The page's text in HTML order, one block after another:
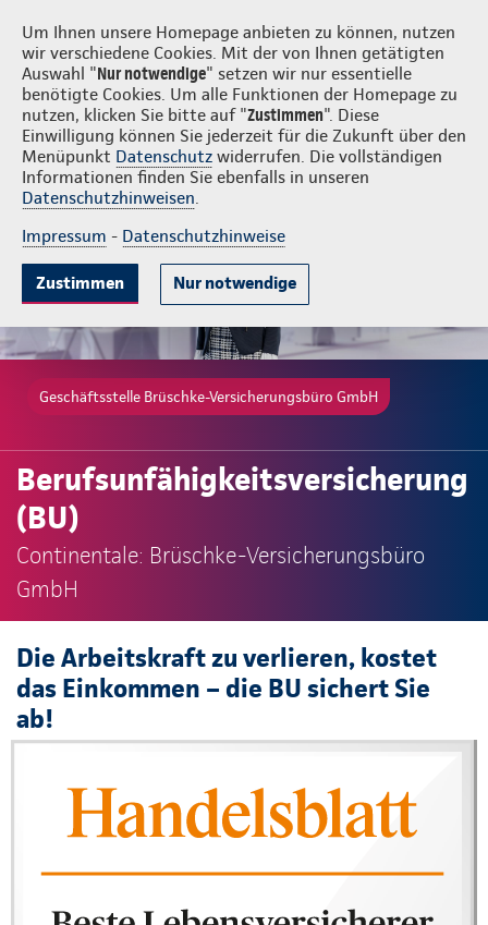
Um Ihnen unsere Homepage anbieten zu können, nutzen
wir verschiedene Cookies. Mit der von Ihnen getätigten
Auswahl "Nur notwendige" setzen wir nur essentielle
benötigte Cookies. Um alle Funktionen der Homepage zu
nutzen, klicken Sie bitte auf "Zustimmen". Diese
Einwilligung können Sie jederzeit für die Zukunft über den
Menüpunkt Datenschutz widerrufen. Die vollständigen
Informationen finden Sie ebenfalls in unseren
Datenschutzhinweisen.
Impressum - Datenschutzhinweise
Zustimmen Nur notwendige
Brüschke-Versicherungsbüro GmbH Login
Gute Gründe Tarife & Leistungen Wissenswertes Beratung &
Geschäftsstelle Brüschke-Versicherungsbüro GmbH
Berufsunfähigkeitsversicherung
(BU)
Continentale: Brüschke-Versicherungsbüro
GmbH
Die Arbeitskraft zu verlieren, kostet
das Einkommen – die BU sichert Sie
ab!